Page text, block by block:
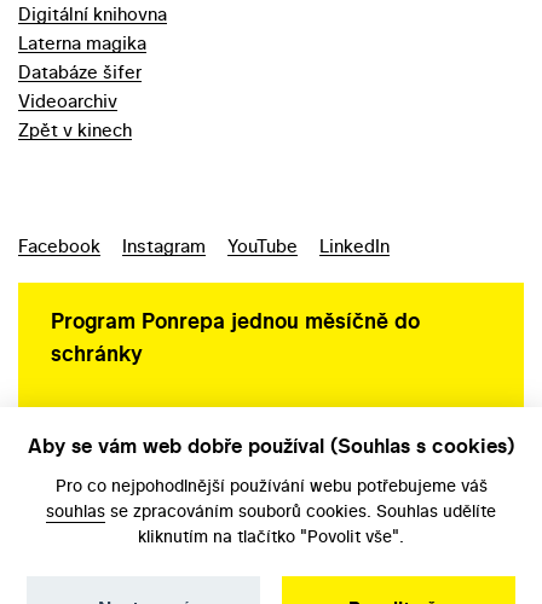
Digitální knihovna
Laterna magika
Databáze šifer
Videoarchiv
Zpět v kinech
Facebook Instagram YouTube LinkedIn
Program Ponrepa jednou měsíčně do
schránky
Aby se vám web dobře používal (Souhlas s cookies)
Pro co nejpohodlnější používání webu potřebujeme váš
souhlas se zpracováním souborů cookies. Souhlas udělíte
kliknutím na tlačítko "Povolit vše".